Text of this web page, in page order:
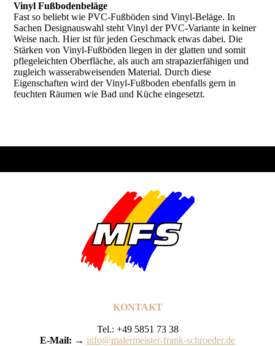
Vinyl Fußbodenbeläge
Fast so beliebt wie PVC-Fußböden sind Vinyl-Beläge. In
Sachen Designauswahl steht Vinyl der PVC-Variante in keiner
Weise nach. Hier ist für jeden Geschmack etwas dabei. Die
Stärken von Vinyl-Fußböden liegen in der glatten und somit
pflegeleichten Oberfläche, als auch am strapa­zierfähigen und
zugleich wasserabweisenden Material. Durch diese
Eigenschaften wird der Vinyl-Fußboden ebenfalls gern in
feuchten Räumen wie Bad und Küche eingesetzt.
KONTAKT
Tel.: +49 5851 73 38
E-Mail: → info@malermeister-frank-schroeder.de